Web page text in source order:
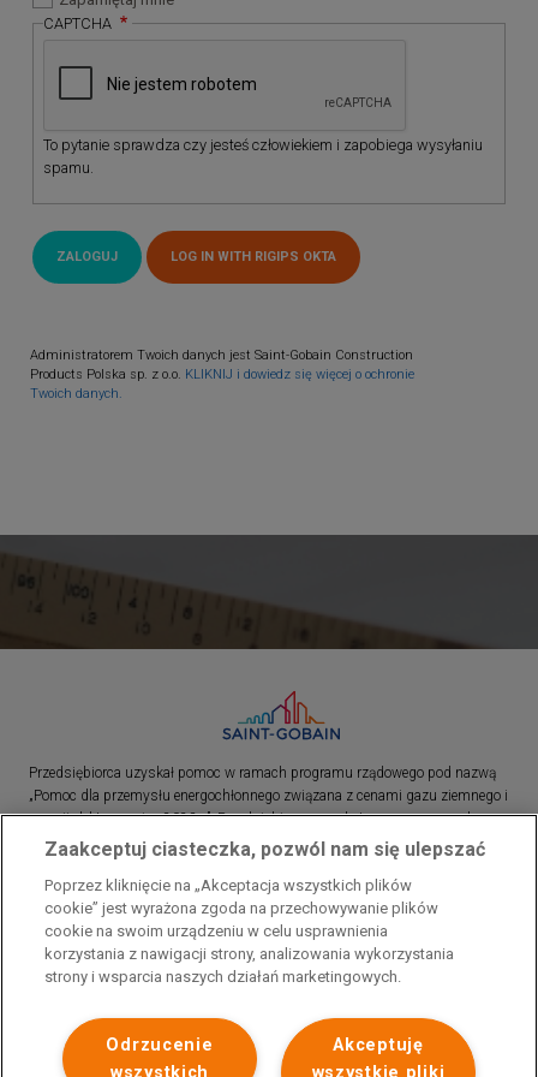
CAPTCHA
To pytanie sprawdza czy jesteś człowiekiem i zapobiega wysyłaniu
spamu.
Administratorem Twoich danych jest Saint-Gobain Construction
Products Polska sp. z o.o. KLIKNIJ i dowiedz się więcej o ochronie
Twoich danych.
Przedsiębiorca uzyskał pomoc w ramach programu rządowego pod nazwą
„Pomoc dla przemysłu energochłonnego związana z cenami gazu ziemnego i
energii elektrycznej w 2023 r.”. Przedsiębiorca uzyskał pomoc w ramach
programu rządowego pod nazwą: „Pomoc dla sektorów energochłonnych
związana z nagłymi wzrostami cen gazu ziemnego i energii elektrycznej w
2022 r.”
Zaakceptuj ciasteczka, pozwól nam się ulepszać
Poprzez kliknięcie na „Akceptacja wszystkich plików
cookie” jest wyrażona zgoda na przechowywanie plików
cookie na swoim urządzeniu w celu usprawnienia
korzystania z nawigacji strony, analizowania wykorzystania
strony i wsparcia naszych działań marketingowych.
Akceptuję
wszystkie pliki
Odrzucenie
wszystkich